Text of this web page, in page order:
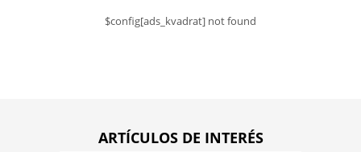
$config[ads_kvadrat] not found
ARTÍCULOS DE INTERÉS